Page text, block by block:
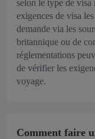
selon le type de visa
exigences de visa
demande via les
britannique ou de
réglementations
de vérifier les
voyage.
Comment faire